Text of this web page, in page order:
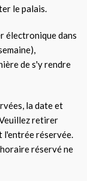
le palais.
électronique dans
de s'y rendre
la date et
retirer
l'entrée réservée.
réservé ne